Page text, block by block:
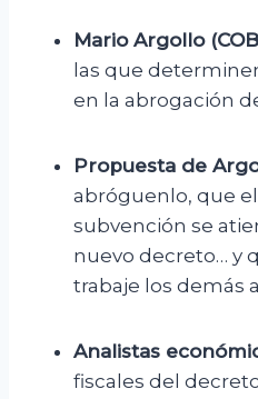
Mario Argollo
las que
en la abrogación
Propuesta de
abróguenlo, que
subvención se
nuevo decreto… y
trabaje los demás
Analistas
fiscales del